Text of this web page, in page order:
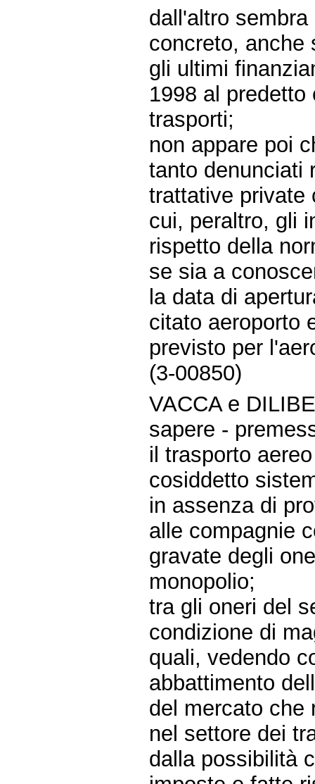
dall'altro
concreto, anche
gli ultimi
1998 al
trasporti;
non appare poi
tanto denunciati
trattative private
cui, peraltro, gli
rispetto della
se sia a
la data di
citato aeroporto
previsto per
(3-00850)
VACCA e
sapere -
il trasporto
cosiddetto
in assenza di
alle compagnie
gravate degli
monopolio;
tra gli oneri del
condizione di
quali, vedendo
abbattimento
del mercato che
nel settore dei
dalla possibilità